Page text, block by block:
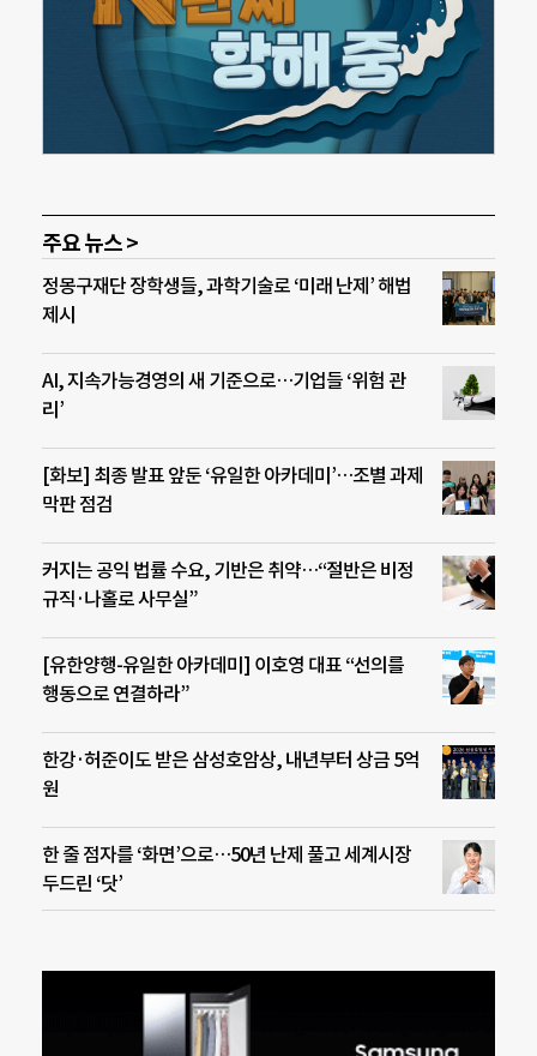
주요 뉴스 >
정몽구재단 장학생들, 과학기술로 ‘미래 난제’ 해법
제시
AI, 지속가능경영의 새 기준으로…기업들 ‘위험 관
리’
[화보] 최종 발표 앞둔 ‘유일한 아카데미’…조별 과제
막판 점검
커지는 공익 법률 수요, 기반은 취약…“절반은 비정
규직·나홀로 사무실”
[유한양행-유일한 아카데미] 이호영 대표 “선의를
행동으로 연결하라”
한강·허준이도 받은 삼성호암상, 내년부터 상금 5억
원
한 줄 점자를 ‘화면’으로…50년 난제 풀고 세계시장
두드린 ‘닷’